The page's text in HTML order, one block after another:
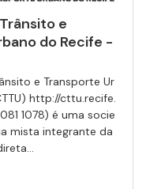
e
do Recife -
e Transporte Ur
http://cttu.recife.
1078) é uma socie
mista integrante da